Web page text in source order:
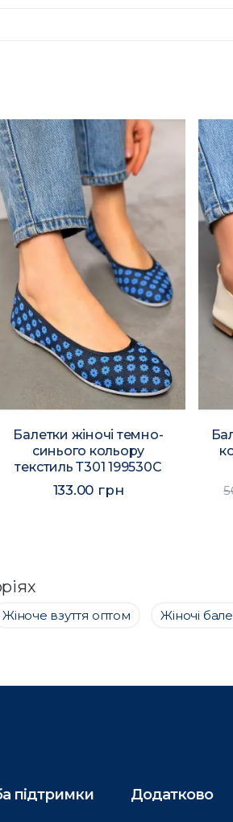
Балетки жіночі темно-
синього кольору
текстиль Т301 199530C
133.00 грн
Жіноче взуття оптом Жіночі
підтримки Додатково